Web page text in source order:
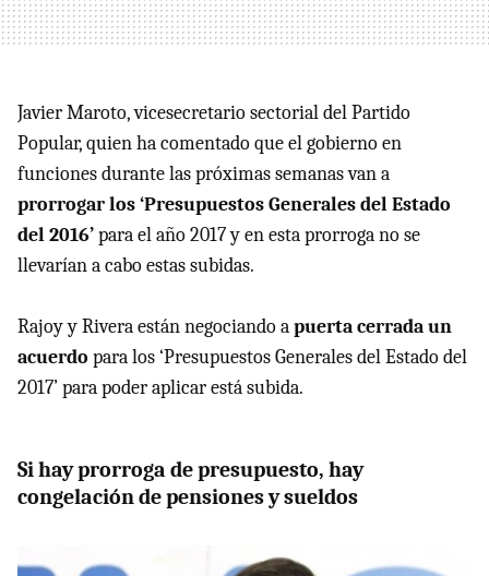
Javier Maroto, vicesecretario sectorial del Partido
Popular, quien ha comentado que el gobierno en
funciones durante las próximas semanas van a
prorrogar los ‘Presupuestos Generales del Estado
del 2016’para el año 2017 y en esta prorroga no se
llevarían a cabo estas subidas.
Rajoy y Rivera están negociando apuerta cerrada un
acuerdo para los ‘Presupuestos Generales del Estado del
2017’ para poder aplicar está subida.
Si hay prorroga de presupuesto, hay
congelación de pensiones y sueldos